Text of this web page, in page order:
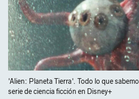
'Alien: Planeta Tierra'. Todo lo que
serie de ciencia ficción en Disney+